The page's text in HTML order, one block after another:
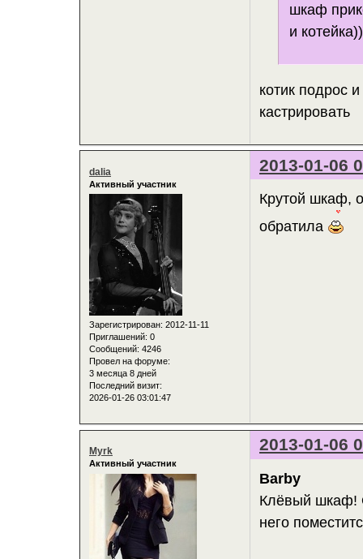
шкаф
и котейка))
котик подрос
кастрировать
2013-01-06
dalia
Активный участник
Зарегистрирован: 2012-11-11
Приглашений: 0
Сообщений: 4246
Провел на форуме:
3 месяца 8 дней
Последний визит:
2026-01-26 03:01:47
Крутой шкаф,
обратила
2013-01-06
Myrk
Активный участник
Barby
Клёвый шкаф!
него